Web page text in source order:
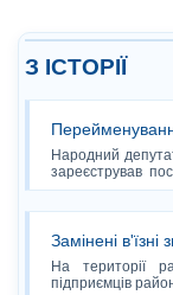
З ІСТОРІЇ
Народний
зареєстрував
Замінені в'їзні
На території
підприємців